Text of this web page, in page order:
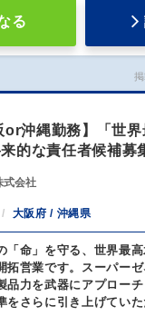
る
or沖縄勤務】「世
的な責任者候補募
式会社
大阪府 / 沖縄県
「命」を守る、世界最
拓営業です。スーパーゼ
品力を武器にアプロー
をさらに引き上げていた